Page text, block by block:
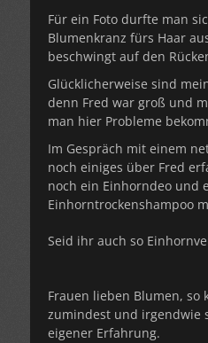
Für ein Foto durfte man
Blumenkranz fürs Haar
beschwingt auf den
Glücklicherweise sind
denn Fred war groß und
man hier Probleme
Im Gespräch mit einem
noch einiges über Fred
noch ein Einhorndeo und
Einhorntrockenshampoo
Seid ihr auch so
Frauen lieben Blumen, so
zumindest und irgendwie
eigener Erfahrung.